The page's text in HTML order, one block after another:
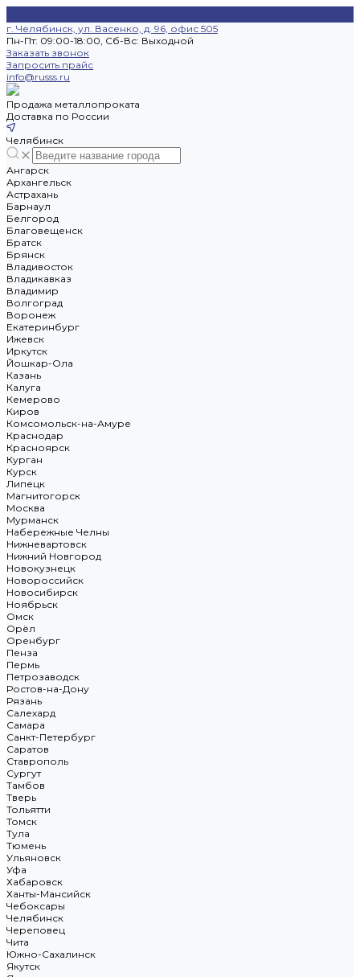
г. Челябинск, ул. Васенко, д. 96, офис 505
Пн-Пт: 09:00-18:00, Cб-Вс: Выходной
Заказать звонок
Запросить прайс
info@russs.ru
Продажа металлопроката
Доставка по России
Челябинск
Ангарск
Архангельск
Астрахань
Барнаул
Белгород
Благовещенск
Братск
Брянск
Владивосток
Владикавказ
Владимир
Волгоград
Воронеж
Екатеринбург
Ижевск
Иркутск
Йошкар-Ола
Казань
Калуга
Кемерово
Киров
Комсомольск-на-Амуре
Краснодар
Красноярск
Курган
Курск
Липецк
Магнитогорск
Москва
Мурманск
Набережные Челны
Нижневартовск
Нижний Новгород
Новокузнецк
Новороссийск
Новосибирск
Ноябрьск
Омск
Орёл
Оренбург
Пенза
Пермь
Петрозаводск
Ростов-на-Дону
Рязань
Салехард
Самара
Санкт-Петербург
Саратов
Ставрополь
Сургут
Тамбов
Тверь
Тольятти
Томск
Тула
Тюмень
Ульяновск
Уфа
Хабаровск
Ханты-Мансийск
Чебоксары
Челябинск
Череповец
Чита
Южно-Сахалинск
Якутск